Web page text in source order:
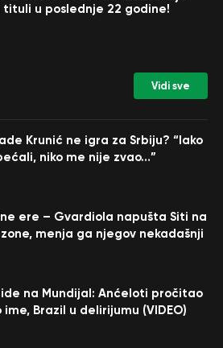
tituli u poslednje 22 godine!
Vidi sve
Krunić ne igra za Srbiju? “Iako
niko me nije zvao…”
ere – Gvardiola napušta Siti na
menja ga njegov nekadašnji
na Mundijal: Anćeloti pročitao
ime, Brazil u delirijumu (VIDEO)